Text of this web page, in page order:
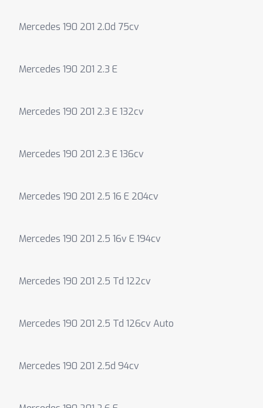
Mercedes 190 201 2.0d 75cv
Mercedes 190 201 2.3 E
Mercedes 190 201 2.3 E 132cv
Mercedes 190 201 2.3 E 136cv
Mercedes 190 201 2.5 16 E 204cv
Mercedes 190 201 2.5 16v E 194cv
Mercedes 190 201 2.5 Td 122cv
Mercedes 190 201 2.5 Td 126cv Auto
Mercedes 190 201 2.5d 94cv